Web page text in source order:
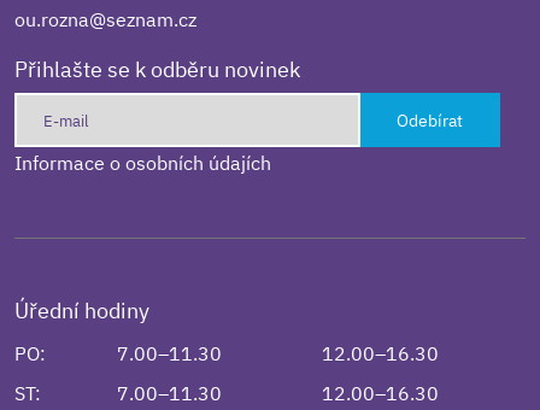
ou.rozna@seznam.cz
Přihlašte se k odběru novinek
Odebírat
Informace o osobních údajích
Úřední hodiny
PO: 7.00–11.30
12.00–16.30
ST:
7.00–11.30 12.00–16.30